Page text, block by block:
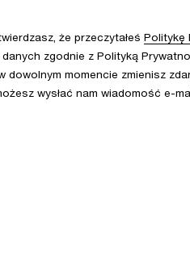
że przeczytałeś Politykę
zgodnie z Polityką
dowolnym momencie zmienisz
wysłać nam wiadomość e-